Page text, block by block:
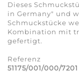
Dieses
in Germany" und
Schmuckstücke
Kombination mit
gefertigt.
Referenz
51175/001/000/7201